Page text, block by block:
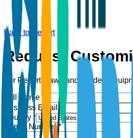
Back to Report
Request
For Report: Lawn and Garden
Full Name *
Business Email *
Country *
Phone Number *